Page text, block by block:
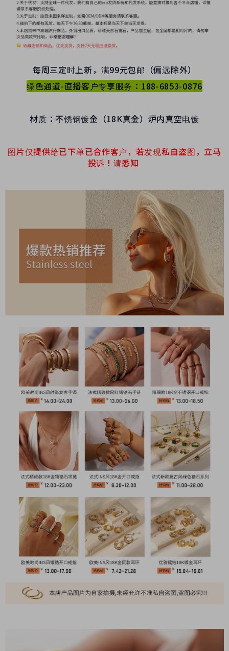
每周三定时上新，满99元包邮（偏远除外）
绿色通道-直播客户专享服务：188-6853-0876
材质：不锈钢镀金（18K真金）炉内真空电镀
图片仅提供给已下单已合作客户，若发现私自盗图，立马
投诉！请悉知